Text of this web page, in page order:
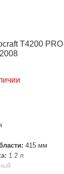
T4200 PRO
415 мм
1.2 л